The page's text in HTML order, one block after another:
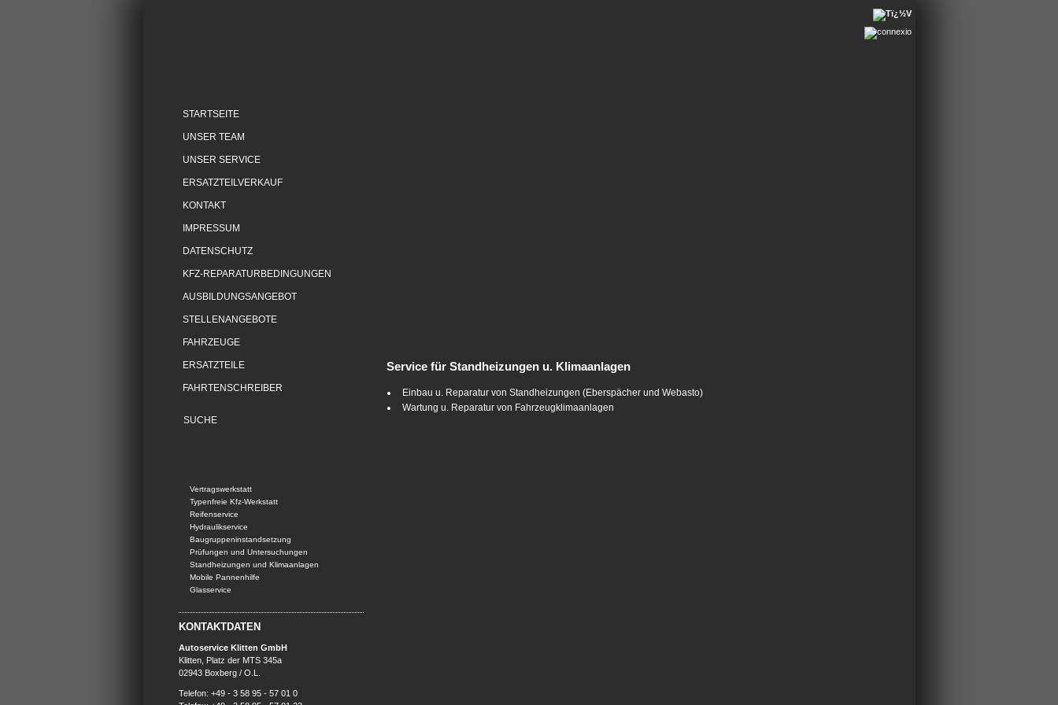
STARTSEITE
UNSER TEAM
UNSER SERVICE
ERSATZTEILVERKAUF
KONTAKT
IMPRESSUM
DATENSCHUTZ
KFZ-REPARATURBEDINGUNGEN
AUSBILDUNGSANGEBOT
STELLENANGEBOTE
FAHRZEUGE
ERSATZTEILE
FAHRTENSCHREIBER
Vertragswerkstatt
Typenfreie Kfz-Werkstatt
Reifenservice
Hydraulikservice
Baugruppeninstandsetzung
Prüfungen und Untersuchungen
Standheizungen und Klimaanlagen
Mobile Pannenhilfe
Glasservice
KONTAKTDATEN
Autoservice Klitten GmbH
Klitten, Platz der MTS 345a
02943 Boxberg / O.L.
Telefon: +49 - 3 58 95 - 57 01 0
Service für Standheizungen u. Klimaanlagen
Einbau u. Reparatur von Standheizungen (Eberspächer und Webasto)
Wartung u. Reparatur von Fahrzeugklimaanlagen